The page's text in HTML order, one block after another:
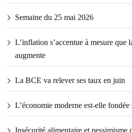
Semaine du 25 mai 2026
L’inflation s’accentue à mesure que
augmente
La BCE va relever ses taux en juin
L’économie moderne est-elle
Insécurité alimentaire et pessimisme